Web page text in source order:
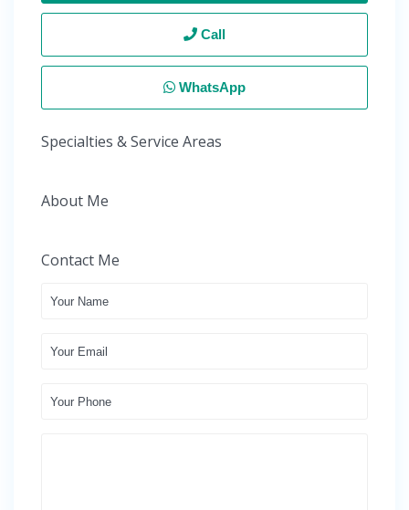
Call
WhatsApp
Specialties & Service Areas
About Me
Contact Me